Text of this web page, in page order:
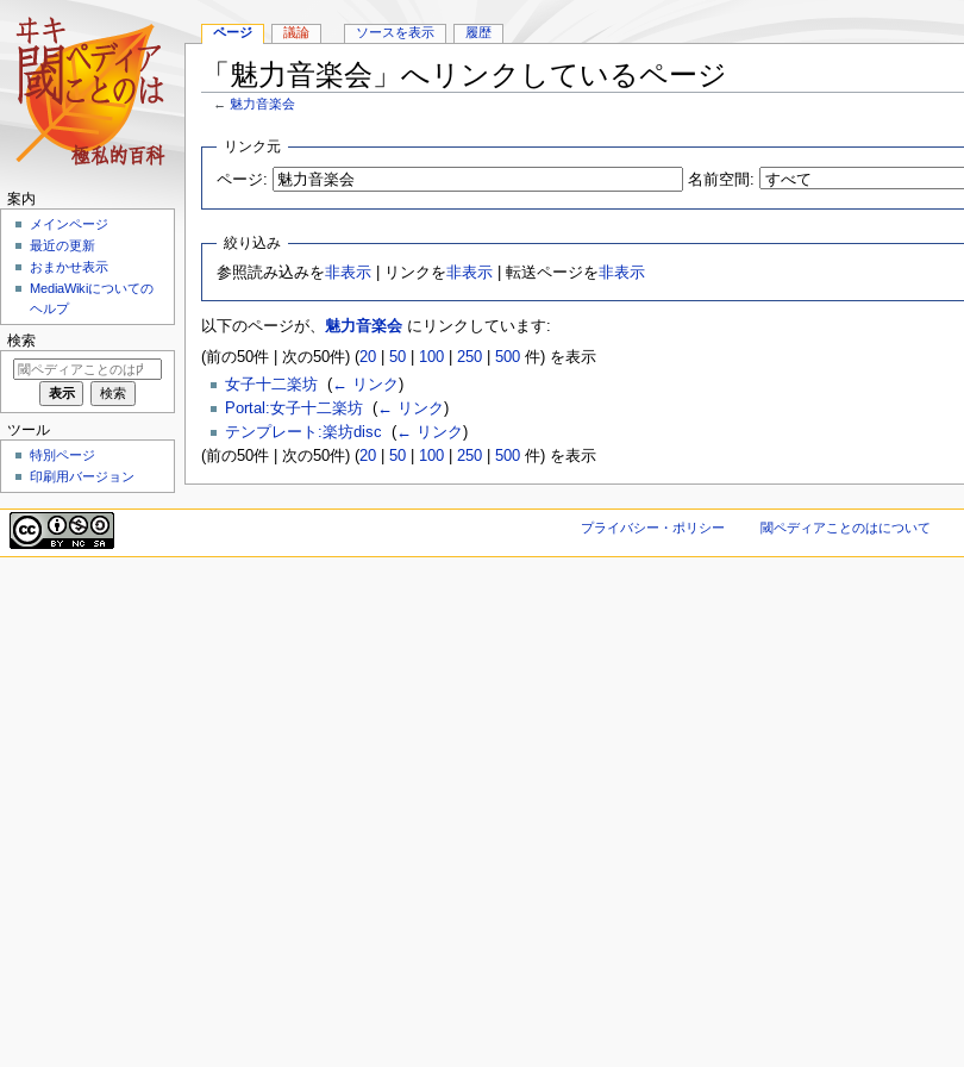
「魅力音楽会」へリンクしているページ
← 魅力音楽会
ー
移
移
リンク元
ページ: 名前空間:
絞り込み
参照読み込みを非表示 | リンクを非表示 | 転送ページを非表示
以下のページが、 魅力音楽会にリンクしています:
(前の50件 | 次の50件) (20| 50| 100| 250| 500件) を表示
女子十二楽坊‎ (← リンク)
Portal:女子十二楽坊‎ (← リンク)
テンプレート:楽坊disc
(← リンク )
(前の50件 | 次の50件) (20| 50| 100| 250| 500件) を表示
ページ 議論 ソースを表示 履歴
案内
メインページ
最近の更新
おまかせ表示
MediaWikiについての
ヘルプ
検索
ツール
特別ページ
印刷用バージョン
プライバシー・ポリシー 閾ペディアことのはについて